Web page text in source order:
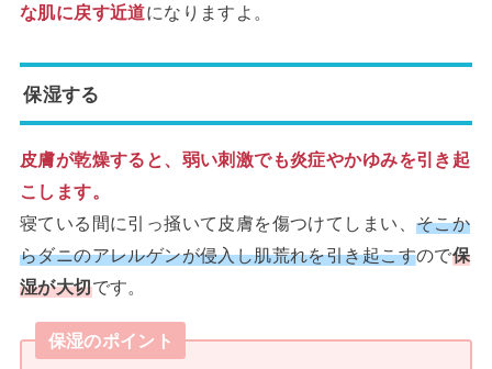
な肌に戻す近道になりますよ。
保湿する
皮膚が乾燥すると、弱い刺激でも炎症やかゆみを引き起
こします。
寝ている間に引っ掻いて皮膚を傷つけてしまい、 そこか
らダニのアレルゲンが侵入し肌荒れを引き起こすので保
湿が大切です。
保湿のポイント